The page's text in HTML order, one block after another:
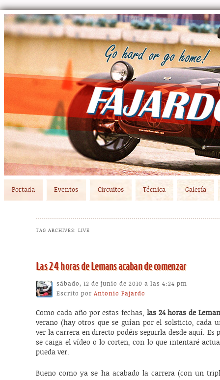
Skip to primary content
Skip to secondary content
Portada Eventos Circuitos Técnica Galería
TAG ARCHIVES:LIVE
Las 24 horas de Lemans acaban de comenzar
sábado, 12 de junio de 2010 a las 4:24 pm
Escrito porAntonio Fajardo
Como cada año por estas fechas, las 24 horas de
verano (hay otros que se guían por el solsticio, cada
ver la carrera en directo podéis seguirla desde aquí. Es
se caiga el vídeo o lo corten, con lo que intentaré
pueda ver.
Bueno como ya se ha acabado la carrera (con un